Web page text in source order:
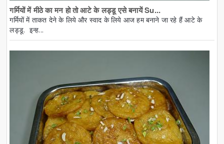
गर्मियों में मीठे का मन हो तो आटे के लड्डू एसे बनायें Su...
गर्मियों में ताकत देने के लिये और स्वाद के लिये आज हम बनाने जा रहे हैं आटे के
लड्डू. इन्ह...